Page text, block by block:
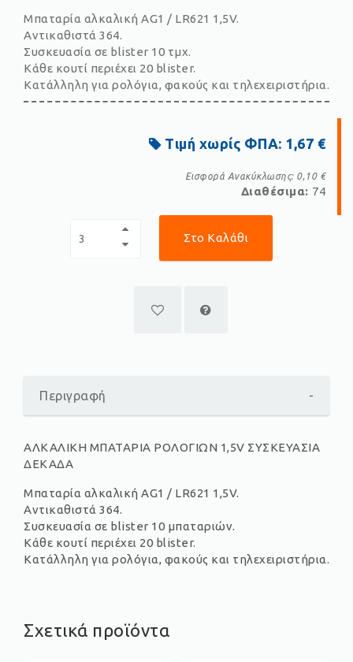
Μπαταρία αλκαλική AG1 / LR621 1,5V.
Αντικαθιστά 364.
Συσκευασία σε blister 10 τμχ.
Κάθε κουτί περιέχει 20 blister.
Κατάλληλη για ρολόγια, φακούς και τηλεχειριστήρια.
Τιμή χωρίς ΦΠΑ: 1,67 €
Εισφορά Ανακύκλωσης: 0,10 €
Διαθέσιμα: 74
Στο Καλάθι
Περιγραφή -
ΑΛΚΑΛΙΚΗ ΜΠΑΤΑΡΙΑ ΡΟΛΟΓΙΩΝ 1,5V ΣΥΣΚΕΥΑΣΙΑ
ΔΕΚΑΔΑ
Μπαταρία αλκαλική AG1 / LR621 1,5V.
Αντικαθιστά 364.
Συσκευασία σε blister 10 μπαταριών.
Κάθε κουτί περιέχει 20 blister.
Κατάλληλη για ρολόγια, φακούς και τηλεχειριστήρια.
Σχετικά προϊόντα